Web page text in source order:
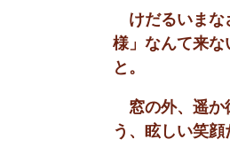
けだるいまな
様」なんて来
と。
窓の外、遥か
う、眩しい笑顔